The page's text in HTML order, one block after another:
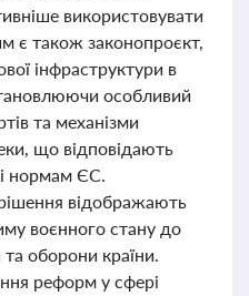
використовувати
є також законопроєкт,
інфраструктури в
особливий
та механізми
що відповідають
нормам ЄС.
відображають
воєнного стану до
оборони країни.
реформ у сфері